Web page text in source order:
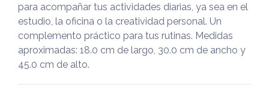
para acompañar tus actividades diarias, ya sea en el
estudio, la oficina o la creatividad personal. Un
complemento práctico para tus rutinas. Medidas
aproximadas: 18.0 cm de largo, 30.0 cm de ancho y
45.0 cm de alto.